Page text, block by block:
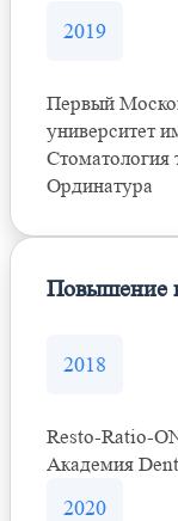
2019
Первый
университет
Стоматология
Ординатура
Повышение
2018
Resto-Ratio-
Академия
2020